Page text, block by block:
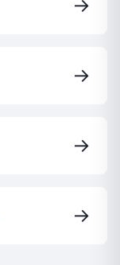
→
→
→
→